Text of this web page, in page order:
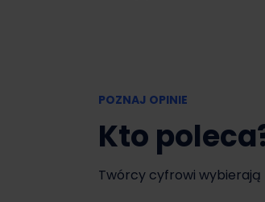
POZNAJ OPINIE
Kto
Twórcy cyfrowi wybierają